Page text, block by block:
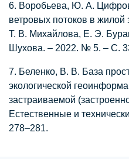
6. Воробьева, Ю. А.
ветровых потоков в
Т. В. Михайлова, Е. Э.
Шухова. – 2022. № 5. – С.
7. Беленко, В. В. База
экологической
застраиваемой
Естественные и
278–281.